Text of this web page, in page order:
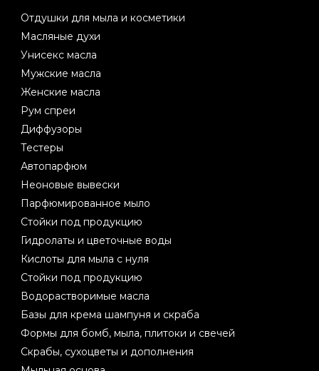
Отдушки для мыла и косметики
Масляные духи
Унисекс масла
Мужские масла
Женские масла
Рум спреи
Диффузоры
Тестеры
Автопарфюм
Неоновые вывески
Парфюмированное мыло
Стойки под продукцию
Гидролаты и цветочные воды
Кислоты для мыла с нуля
Стойки под продукцию
Водорастворимые масла
Базы для крема шампуня и скраба
Формы для бомб, мыла, плитоки и свечей
Скрабы, сухоцветы и дополнения